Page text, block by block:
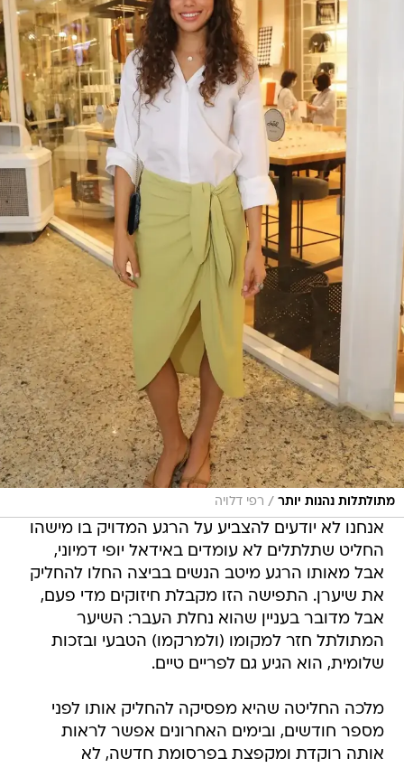
מתולתלות נהנות יותר / רפי דלויה
אנחנו לא יודעים להצביע על הרגע המדויק בו מישהו
החליט שתלתלים לא עומדים באידאל יופי דמיוני,
אבל מאותו הרגע מיטב הנשים בביצה החלו להחליק
את שיערן. התפישה הזו מקבלת חיזוקים מדי פעם,
אבל מדובר בעניין שהוא נחלת העבר: השיער
המתולתל חזר למקומו (ולמרקמו) הטבעי ובזכות
שלומית, הוא הגיע גם לפריים טיים.
מלכה החליטה שהיא מפסיקה להחליק אותו לפני
מספר חודשים, ובימים האחרונים אפשר לראות
אותה רוקדת ומקפצת בפרסומת חדשה, לא